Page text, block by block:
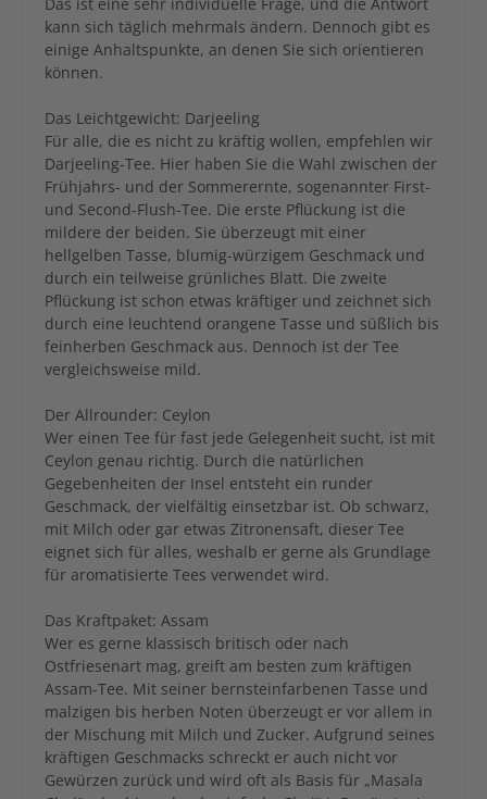
kann sich täglich mehrmals ändern. Dennoch gibt es
einige Anhaltspunkte, an denen Sie sich orientieren
können.
Das Leichtgewicht: Darjeeling
Für alle, die es nicht zu kräftig wollen, empfehlen wir
Darjeeling-Tee. Hier haben Sie die Wahl zwischen der
Frühjahrs- und der Sommerernte, sogenannter First-
und Second-Flush-Tee. Die erste Pflückung ist die
mildere der beiden. Sie überzeugt mit einer
hellgelben Tasse, blumig-würzigem Geschmack und
durch ein teilweise grünliches Blatt. Die zweite
Pflückung ist schon etwas kräftiger und zeichnet sich
durch eine leuchtend orangene Tasse und süßlich bis
feinherben Geschmack aus. Dennoch ist der Tee
vergleichsweise mild.
Der Allrounder: Ceylon
Wer einen Tee für fast jede Gelegenheit sucht, ist mit
Ceylon genau richtig. Durch die natürlichen
Gegebenheiten der Insel entsteht ein runder
Geschmack, der vielfältig einsetzbar ist. Ob schwarz,
mit Milch oder gar etwas Zitronensaft, dieser Tee
eignet sich für alles, weshalb er gerne als Grundlage
für aromatisierte Tees verwendet wird.
Das Kraftpaket: Assam
Wer es gerne klassisch britisch oder nach
Ostfriesenart mag, greift am besten zum kräftigen
Assam-Tee. Mit seiner bernsteinfarbenen Tasse und
malzigen bis herben Noten überzeugt er vor allem in
der Mischung mit Milch und Zucker. Aufgrund seines
kräftigen Geschmacks schreckt er auch nicht vor
Gewürzen zurück und wird oft als Basis für „Masala